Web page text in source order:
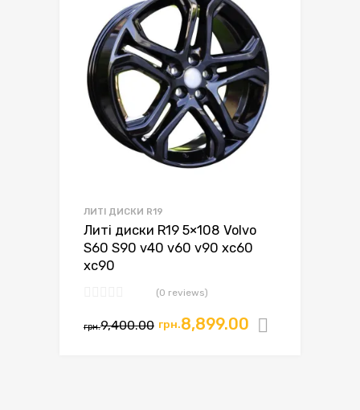
ЛИТІ ДИСКИ R19
Литі диски R19 5×108 Volvo
S60 S90 v40 v60 v90 xc60
xc90
(0 reviews)
грн.9,400.00 Оригінальна
грн.8,899.00 Поточна